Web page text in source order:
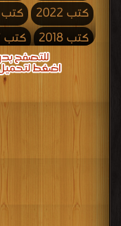
كتب 2022
كتب 2021
كتب 2018
كتب 2017
كتب 2013
كتب 2009
كتب 2006
كتب 2005
كتب 1990
كتب 1989